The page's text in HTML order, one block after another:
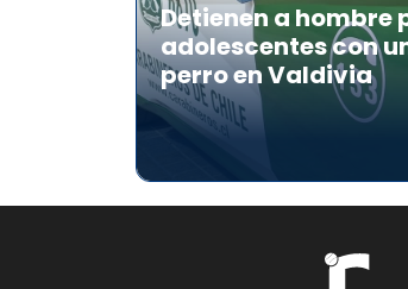
Detienen a hombre
adolescentes con
perro en Valdivia